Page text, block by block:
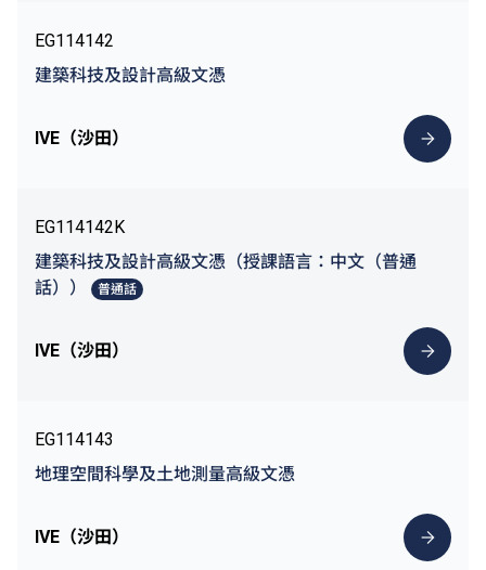
EG114142
建築科技及設計高級文憑
IVE（沙田）
EG114142K
建築科技及設計高級文憑（授課語言：中文（普通
話））
普通話
IVE（沙田）
EG114143
地理空間科學及土地測量高級文憑
IVE（沙田）